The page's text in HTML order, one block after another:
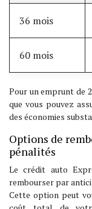
36 mois
60 mois
Pour un emprunt de
que vous pouvez
des économies
Options de
pénalités
Le crédit auto
rembourser par
Cette option peut